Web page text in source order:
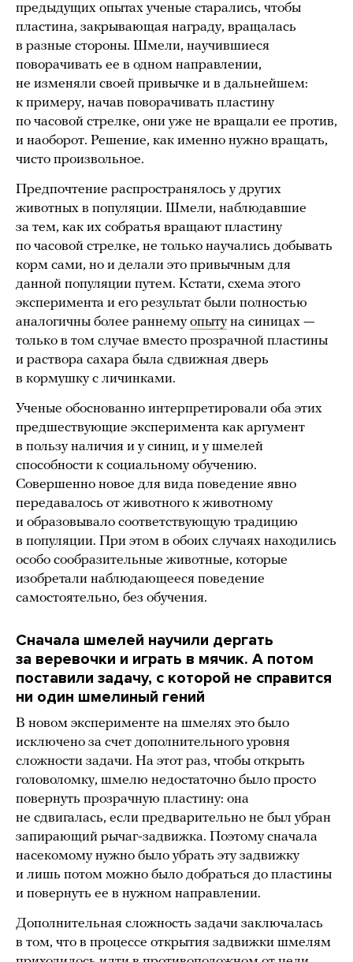
предыдущих опытах ученые старались, чтобы
пластина, закрывающая награду, вращалась
в разные стороны. Шмели, научившиеся
поворачивать ее в одном направлении,
не изменяли своей привычке и в дальнейшем:
к примеру, начав поворачивать пластину
по часовой стрелке, они уже не вращали ее против,
и наоборот. Решение, как именно нужно вращать,
чисто произвольное.
Предпочтение распространялось у других
животных в популяции. Шмели, наблюдавшие
за тем, как их собратья вращают пластину
по часовой стрелке, не только научались добывать
корм сами, но и делали это привычным для
данной популяции путем. Кстати, схема этого
эксперимента и его результат были полностью
аналогичны более раннемуопытуна синицах —
только в том случае вместо прозрачной пластины
и раствора сахара была сдвижная дверь
в кормушку с личинками.
Ученые обоснованно интерпретировали оба этих
предшествующие эксперимента как аргумент
в пользу наличия и у синиц, и у шмелей
способности к социальному обучению.
Совершенно новое для вида поведение явно
передавалось от животного к животному
и образовывало соответствующую традицию
в популяции. При этом в обоих случаях находились
особо сообразительные животные, которые
изобретали наблюдающееся поведение
самостоятельно, без обучения.
Сначала шмелей научили дергать
за веревочки и играть в мячик. А потом
поставили задачу, с которой не справится
ни один шмелиный гений
В новом эксперименте на шмелях это было
исключено за счет дополнительного уровня
сложности задачи. На этот раз, чтобы открыть
головоломку, шмелю недостаточно было просто
повернуть прозрачную пластину: она
не сдвигалась, если предварительно не был убран
запирающий рычаг-задвижка. Поэтому сначала
насекомому нужно было убрать эту задвижку
и лишь потом можно было добраться до пластины
и повернуть ее в нужном направлении.
Дополнительная сложность задачи заключалась
в том, что в процессе открытия задвижки шмелям